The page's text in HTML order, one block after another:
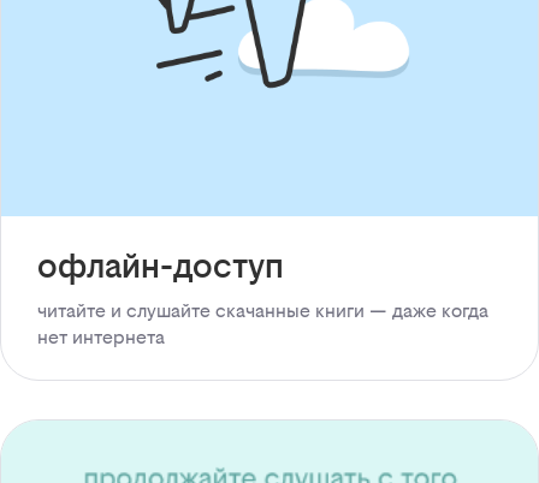
офлайн-доступ
читайте и слушайте скачанные книги — даже когда
нет интернета